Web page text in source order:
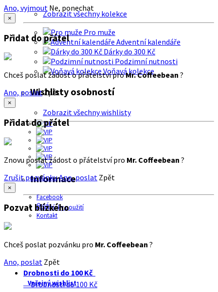
Zobrazit všechny kolekce
Pro muže
Adventní kalendáře
Dárky do 300 Kč
Podzimní nutnosti
Voňavá kolekce
Wishlisty osobností
Zobrazit všechny wishlisty
Informace
Facebook
O nás
Podmínky použití
Kontakt
Ano, vyjmout Ne, ponechat
×
Přidat do přátel
Chceš poslat žádost o přátelství proMr. Coffeebean ?
Ano, poslatZpět
×
Přidat do přátel
Znovu poslat žádost o přátelství pro Mr. Coffeebean ?
Zrušit pozvánkuAno, poslat Zpět
×
Pozvat blízkého
Chceš poslat pozvánku pro Mr. Coffeebean ?
Ano, poslat Zpět
Drobnosti do 100 Kč
Veřejný wishlist
Drobnosti do 100 Kč